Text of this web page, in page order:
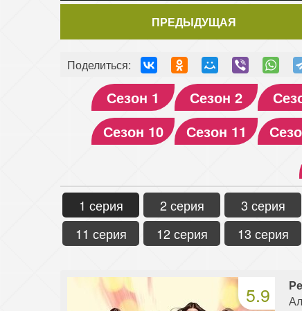
ПРЕДЫДУЩАЯ
Поделиться:
Сезон 1 Сезон 2
Сезон 10
Сезон 11
1 серия 2 серия 3 серия
11 серия
12 серия 13 серия
5.9